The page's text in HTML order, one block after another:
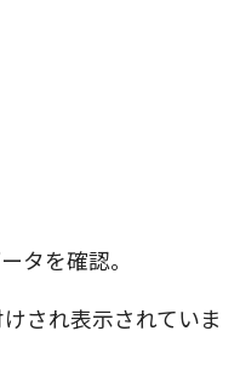
タを確認。
され表示されていま